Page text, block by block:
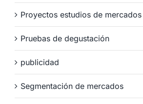
Proyectos estudios de mercados
Pruebas de degustación
publicidad
Segmentación de mercados